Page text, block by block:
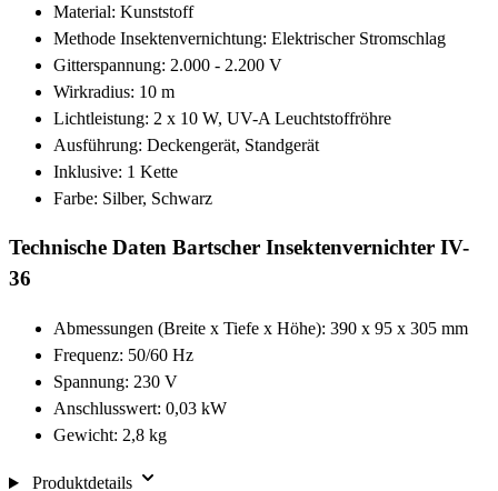
Material: Kunststoff
Methode Insektenvernichtung: Elektrischer Stromschlag
Gitterspannung: 2.000 - 2.200 V
Wirkradius: 10 m
Lichtleistung: 2 x 10 W, UV-A Leuchtstoffröhre
Ausführung: Deckengerät, Standgerät
Inklusive: 1 Kette
Farbe: Silber, Schwarz
Technische Daten Bartscher Insektenvernichter IV-
36
Abmessungen (Breite x Tiefe x Höhe): 390 x 95 x 305 mm
Frequenz: 50/60 Hz
Spannung: 230 V
Anschlusswert: 0,03 kW
Gewicht: 2,8 kg
Produktdetails